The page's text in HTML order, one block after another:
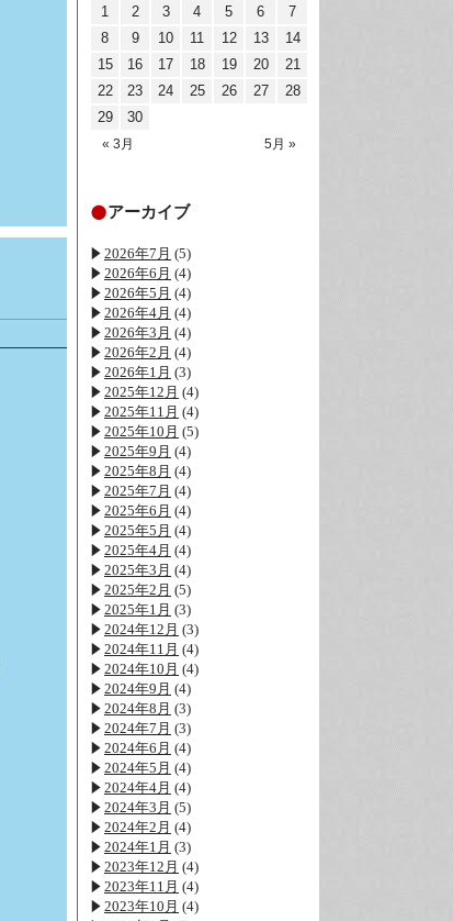
« 3月 5月 »
1 2 3 4 5 6
7
8
9 10 11 12 13
14
15
16 17 18 19 20
21
22
23 24 25 26 27
28
29
30
アーカイブ
2026年7月 (5)
2026年6月 (4)
2026年5月 (4)
2026年4月 (4)
2026年3月 (4)
2026年2月 (4)
2026年1月 (3)
2025年12月 (4)
2025年11月 (4)
2025年10月 (5)
2025年9月 (4)
2025年8月 (4)
2025年7月 (4)
2025年6月 (4)
2025年5月 (4)
2025年4月 (4)
2025年3月 (4)
2025年2月 (5)
2025年1月 (3)
2024年12月 (3)
2024年11月 (4)
2024年10月 (4)
2024年9月 (4)
2024年8月 (3)
2024年7月 (3)
2024年6月 (4)
2024年5月 (4)
2024年4月 (4)
2024年3月 (5)
2024年2月 (4)
2024年1月 (3)
2023年12月 (4)
2023年11月 (4)
2023年10月 (4)